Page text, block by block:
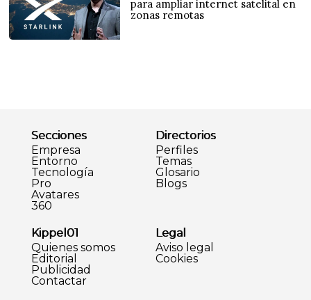
para ampliar internet satelital en
zonas remotas
Secciones
Empresa
Entorno
Tecnología
Pro
Avatares
360
Directorios
Perfiles
Temas
Glosario
Blogs
Kippel01
Quienes somos
Editorial
Publicidad
Contactar
Legal
Aviso legal
Cookies